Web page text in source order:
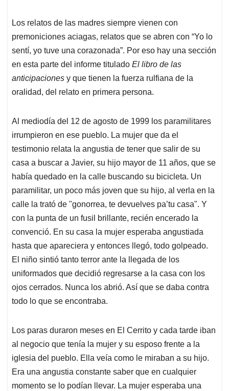
Los relatos de las madres siempre vienen con
premoniciones aciagas, relatos que se abren con “Yo lo
sentí, yo tuve una corazonada”. Por eso hay una sección
en esta parte del informe titulado El libro de las
anticipaciones y que tienen la fuerza rulfiana de la
oralidad, del relato en primera persona.
Al mediodía del 12 de agosto de 1999 los paramilitares
irrumpieron en ese pueblo. La mujer que da el
testimonio relata la angustia de tener que salir de su
casa a buscar a Javier, su hijo mayor de 11 años, que se
había quedado en la calle buscando su bicicleta. Un
paramilitar, un poco más joven que su hijo, al verla en la
calle la trató de "gonorrea, te devuelves pa’tu casa". Y
con la punta de un fusil brillante, recién encerado la
convenció. En su casa la mujer esperaba angustiada
hasta que apareciera y entonces llegó, todo golpeado.
El niño sintió tanto terror ante la llegada de los
uniformados que decidió regresarse a la casa con los
ojos cerrados. Nunca los abrió. Así que se daba contra
todo lo que se encontraba.
Los paras duraron meses en El Cerrito y cada tarde iban
al negocio que tenía la mujer y su esposo frente a la
iglesia del pueblo. Ella veía como le miraban a su hijo.
Era una angustia constante saber que en cualquier
momento se lo podían llevar. La mujer esperaba una